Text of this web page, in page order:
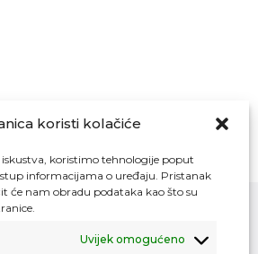
koristi kolačiće
koristimo tehnologije poput
informacijama o uređaju. Pristanak
će nam obradu podataka kao što su
Uvijek omogućeno